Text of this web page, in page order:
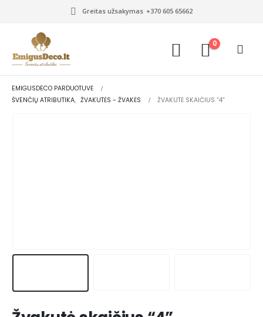
Greitas užsakymas +370 605 65662
0
EMIGUSDECO PARDUOTUVĖ
ŠVENČIŲ ATRIBUTIKA, ŽVAKUTĖS - ŽVAKĖS ŽVAKUTĖ SKAIČIUS “4”